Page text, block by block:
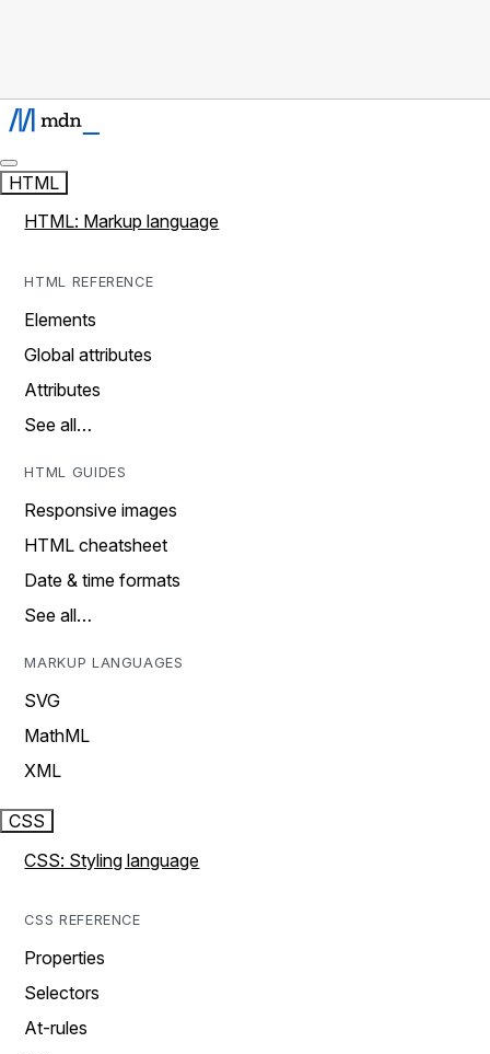
HTML
HTML: Markup language
HTML REFERENCE
Elements
Global attributes
Attributes
See all…
HTML GUIDES
Responsive images
HTML cheatsheet
Date & time formats
See all…
MARKUP LANGUAGES
SVG
MathML
XML
CSS
CSS: Styling language
CSS REFERENCE
Properties
Selectors
At-rules